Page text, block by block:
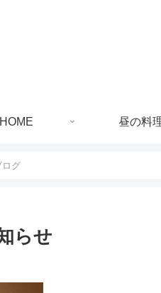
HOME 昼の料
ログ
らせ